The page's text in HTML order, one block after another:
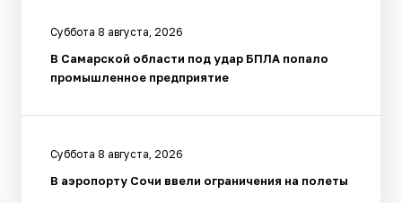
Суббота 8 августа, 2026
В Самарской области под удар БПЛА попало
промышленное предприятие
Суббота 8 августа, 2026
В аэропорту Сочи ввели ограничения на полеты